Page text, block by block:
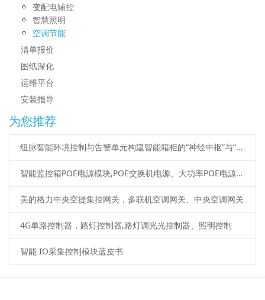
变配电辅控
智慧照明
空调节能
清单报价
图纸深化
运维平台
安装指导
为您推荐
纽脉智能环境控制与告警单元构建智能箱柜的“神经中枢”与“智慧管家”
智能监控箱POE电源模块,POE交换机电源、大功率POE电源说明书
美的格力中央空提集控网关，多联机空调网关、中央空调网关
4G单路控制器，路灯控制器,路灯调光光控制器、照明控制
智能 IO采集控制模块蓝皮书